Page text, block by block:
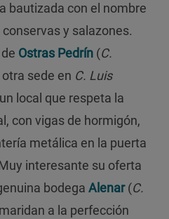
bautizada con el nombre
y salazones.
Ostras Pedrín (C.
sede en C. Luis
local que respeta la
con vigas de hormigón,
metálica en la puerta
interesante su oferta
bodega Alenar(C.
a la perfección